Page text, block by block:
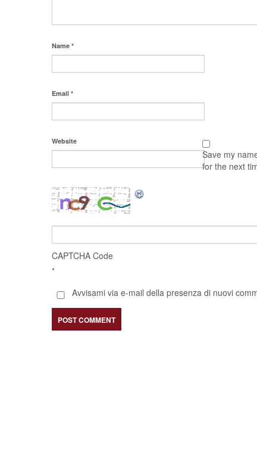
Name *
Email *
Website
Save my
for the next
CAPTCHA Code
*
Avvisami via e-mail della presenza di nuovi